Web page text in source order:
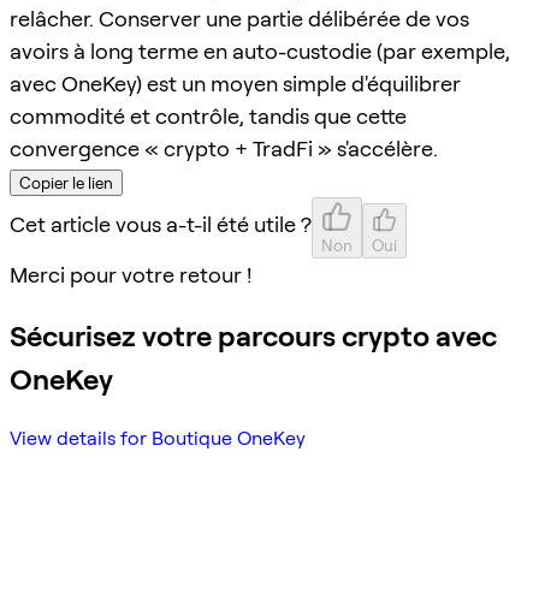
relâcher. Conserver une partie délibérée de vos
avoirs à long terme en auto-custodie (par exemple,
avec OneKey) est un moyen simple d'équilibrer
commodité et contrôle, tandis que cette
convergence « crypto + TradFi » s'accélère.
Copier le lien
Cet article vous a-t-il été utile ?
Non Oui
Merci pour votre retour !
Sécurisez votre parcours crypto avec
OneKey
View details for Boutique OneKey